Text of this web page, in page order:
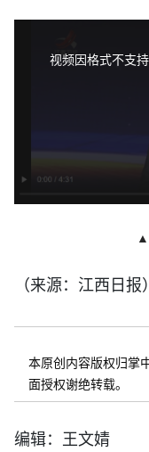
视频因格式不支
▲
（来源：江西日报）
本原创内容版权归掌
面授权谢绝转载。
编辑：王文婧